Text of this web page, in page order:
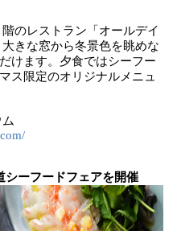
のレストラン「オールデイ
きな窓から冬景色を眺めな
けます。夕食ではシーフー
ス限定のオリジナルメニュ
シーフードフェアを開催